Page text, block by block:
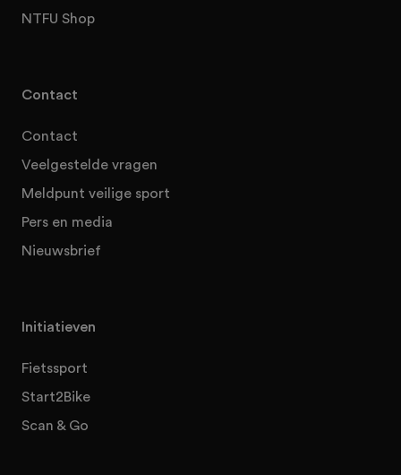
NTFU Shop
Contact
Contact
Veelgestelde vragen
Meldpunt veilige sport
Pers en media
Nieuwsbrief
Initiatieven
Fietssport
Start2Bike
Scan & Go